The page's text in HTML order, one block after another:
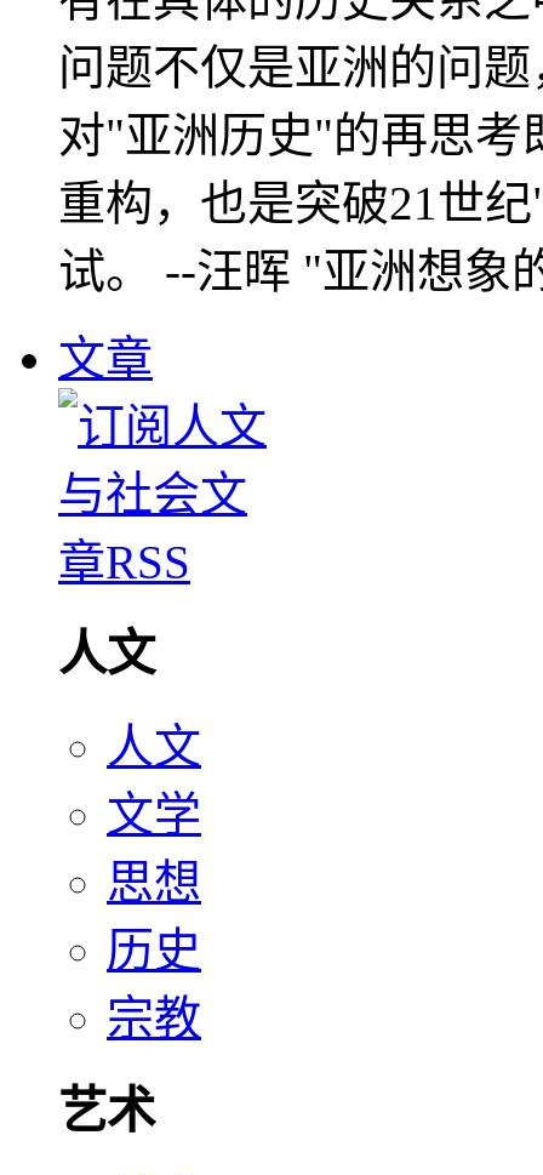
问题不仅是亚洲的问
对"亚洲历史"的再思考
重构，也是突破21世
试。 --汪晖 "亚洲想象
文章
人文
人文
文学
思想
历史
宗教
艺术